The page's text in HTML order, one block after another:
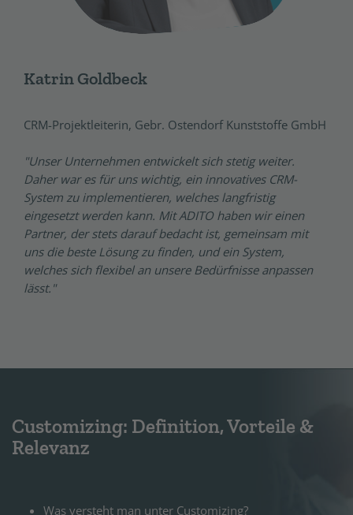
Katrin Goldbeck
CRM-Projektleiterin, Gebr. Ostendorf Kunststoffe GmbH
"Unser Unternehmen entwickelt sich stetig weiter.
Daher war es für uns wichtig, ein innovatives CRM-
System zu implementieren, welches langfristig
eingesetzt werden kann. Mit ADITO haben wir einen
Partner, der stets darauf bedacht ist, gemeinsam mit
uns die beste Lösung zu finden, und ein System,
welches sich flexibel an unsere Bedürfnisse anpassen
lässt."
Customizing: Definition, Vorteile &
Relevanz
Was versteht man unter Customizing?